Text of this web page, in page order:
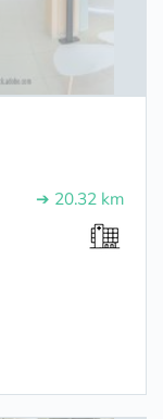
➔ 20.32 km